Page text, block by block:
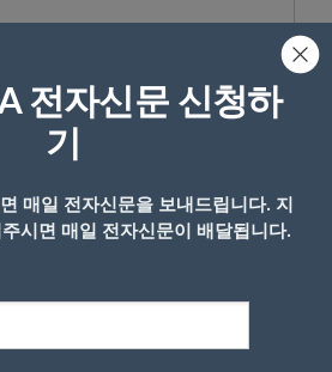
전자신문 신청하
기
매일 전자신문을 보내드립니다. 지
시면 매일 전자신문이 배달됩니다.